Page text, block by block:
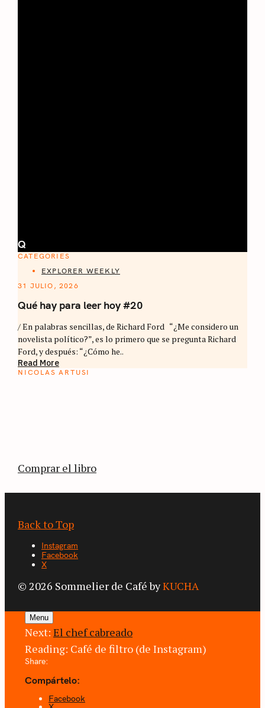
Q
CATEGORIES
EXPLORER WEEKLY
31 JULIO, 2026
Qué hay para leer hoy #20
/ En palabras sencillas, de Richard Ford “¿Me considero un
novelista político?”, es lo primero que se pregunta Richard
Ford, y después: “¿Cómo he..
Read More
NICOLAS ARTUSI
Comprar el libro
Back to Top
Instagram
Facebook
X
© 2026 Sommelier de Café byKUCHA
Menu
Next: El chef cabreado
Reading: Café de filtro (de Instagram)
Share:
Compártelo:
Facebook